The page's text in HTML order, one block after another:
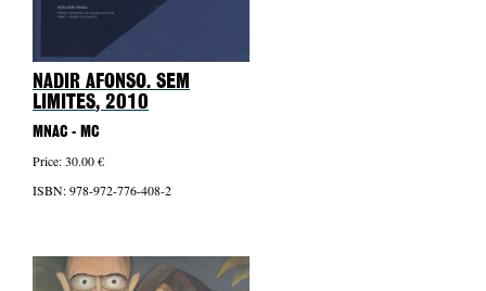
NADIR AFONSO. SEM
LIMITES, 2010
MNAC - MC
Price: 30.00 €
ISBN: 978-972-776-408-2